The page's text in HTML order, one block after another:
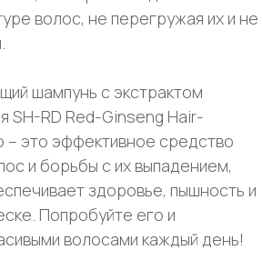
волос, не перегружая их и не
шампунь с экстрактом
SH-RD Red-Ginseng Hair-
– это эффективное средство
и борьбы с их выпадением,
здоровье, пышность и
Попробуйте его и
волосами каждый день!